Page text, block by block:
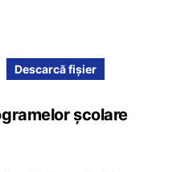
Descarcă fișier
școlare